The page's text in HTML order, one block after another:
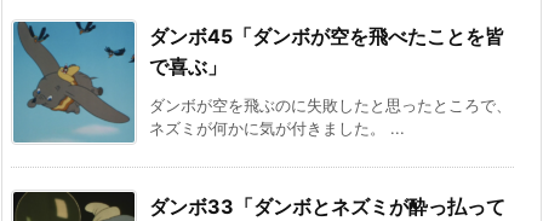
ダンボ45「ダンボが空を飛べたことを皆
で喜ぶ」
ダンボが空を飛ぶのに失敗したと思ったところで、
ネズミが何かに気が付きました。 ...
ダンボ33「ダンボとネズミが酔っ払って